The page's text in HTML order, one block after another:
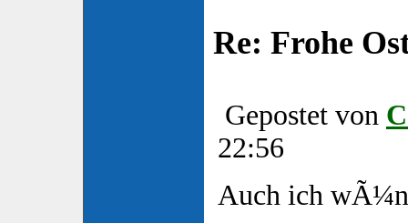
Re: Frohe
Gepostet von
22:56
Auch ich